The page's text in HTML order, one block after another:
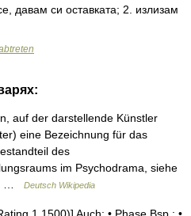
давам си оставката; 2. излизам
auf der darstellende Künstler
eine Bezeichnung für das
des
im Psychodrama, siehe
…
Deutsch Wikipedia